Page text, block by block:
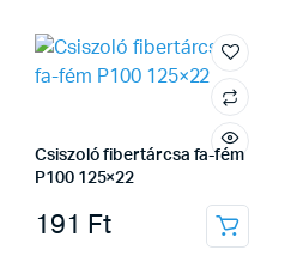
Csiszoló fibertárcsa fa-fém
P100 125×22
191 Ft